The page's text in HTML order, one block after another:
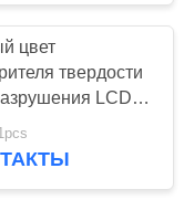
цвет
твердости
LCD
для